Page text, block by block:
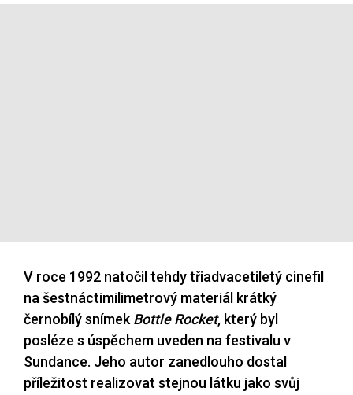
V roce 1992 natočil tehdy třiadvacetiletý cinefil
na šestnáctimilimetrový materiál krátký
černobílý snímekBottle Rocket, který byl
posléze s úspěchem uveden na festivalu v
Sundance. Jeho autor zanedlouho dostal
příležitost realizovat stejnou látku jako svůj